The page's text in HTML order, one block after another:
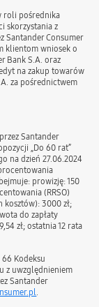
roli pośrednika
skorzystania z
Santander Consumer
klientom wniosek o
Bank S.A. oraz
na zakup towarów
za pośrednictwem
Santander
„Do 60 rat”
na dzień 27.06.2024
prowizję: 150
(RRSO)
kosztów): 3000 zł;
do zapłaty
zł; ostatnia 12 rata
Kodeksu
z uwzględnieniem
Santander
.